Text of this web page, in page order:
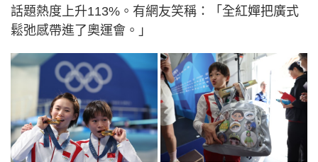
話題熱度上升113%。有網友笑稱：「全紅嬋把廣式
鬆弛感帶進了奧運會。」